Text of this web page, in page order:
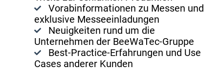
Vorabinformationen zu Messen und
exklusive Messeeinladungen
Neuigkeiten rund um die
Unternehmen der BeeWaTec-Gruppe
Best-Practice-Erfahrungen und Use
Cases anderer Kunden